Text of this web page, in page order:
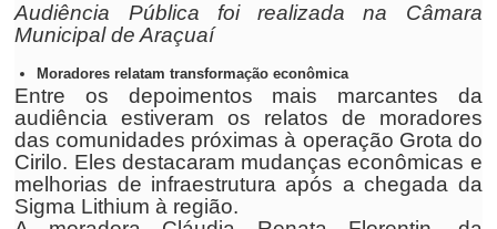
Audiência Pública foi realizada na Câmara
Municipal de Araçuaí
Moradores relatam transformação econômica
Entre os depoimentos mais marcantes da
audiência estiveram os relatos de moradores
das comunidades próximas à operação Grota do
Cirilo. Eles destacaram mudanças econômicas e
melhorias de infraestrutura após a chegada da
Sigma Lithium à região.